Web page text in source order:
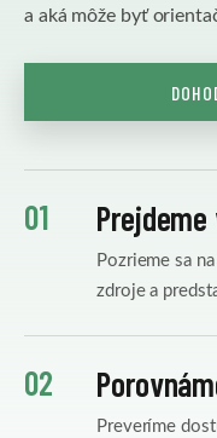
a aká môže byť
01
Pozrieme sa
zdroje a
02
Preveríme